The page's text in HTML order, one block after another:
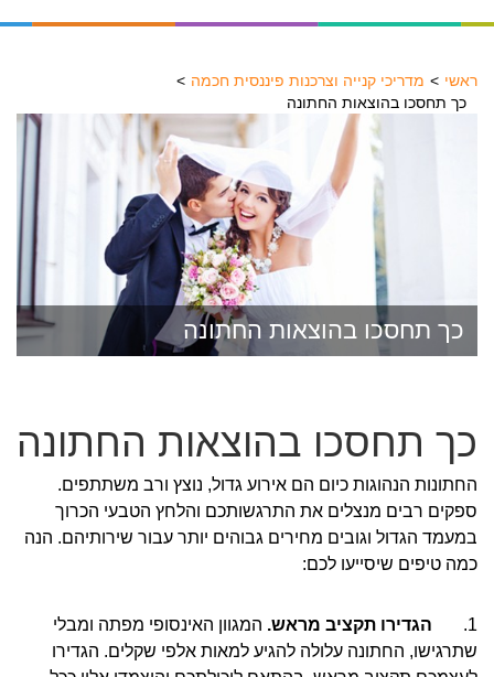
ראשי
מדריכי קנייה וצרכנות פיננסית חכמה
כך תחסכו בהוצאות החתונה
כך תחסכו בהוצאות החתונה
כך תחסכו בהוצאות החתונה
החתונות הנהוגות כיום הם אירוע גדול, נוצץ ורב משתתפים.
ספקים רבים מנצלים את התרגשותכם והלחץ הטבעי הכרוך
במעמד הגדול וגובים מחירים גבוהים יותר עבור שירותיהם. הנה
כמה טיפים שיסייעו לכם:
1. הגדירו תקציב מראש. המגוון האינסופי מפתה ומבלי
שתרגישו, החתונה עלולה להגיע למאות אלפי שקלים. הגדירו